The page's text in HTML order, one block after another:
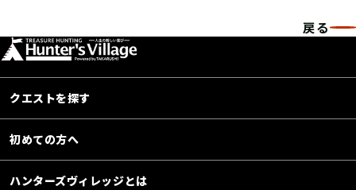
戻る
クエストを探す
初めての方へ
ハンターズヴィレッジとは